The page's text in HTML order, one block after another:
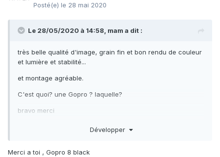
Posté(e) le 28 mai 2020
Le 28/05/2020 à 14:58, mam a dit :
très belle qualité d'image, grain fin et bon rendu de couleur
et lumière et stabilité...
et montage agréable.
C'est quoi? une Gopro ? laquelle?
bravo merci
Développer
Merci a toi , Gopro 8 black